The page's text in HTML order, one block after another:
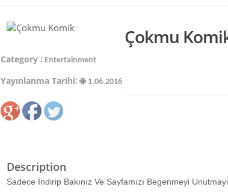
Çokmu
Category : Entertainment
Yayınlanma Tarihi: 1.06.2016
Description
Sadece İndirip Bakınız Ve Sayfamızı Begenmeyi